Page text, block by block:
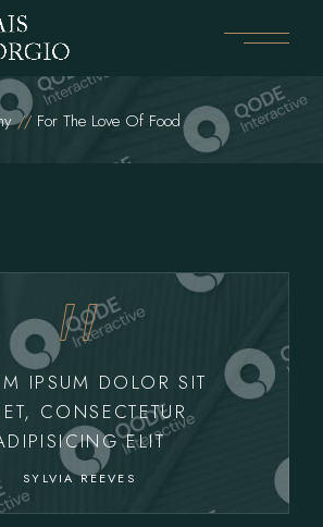
For The Love Of Food
IPSUM DOLOR SIT
CONSECTETUR
ELIT
SYLVIA REEVES